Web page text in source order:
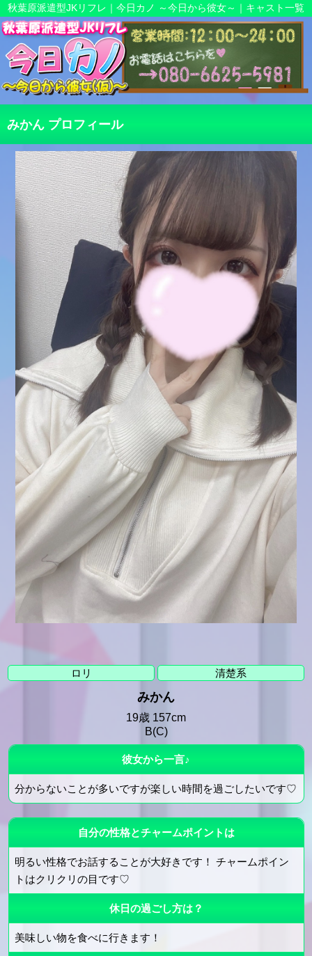
秋葉原派遣型JKリフレ｜今日カノ ～今日から彼女～｜キャスト一覧
みかん プロフィール
ロリ 清楚系
みかん
19歳 157cm
B(C)
彼女から一言♪
分からないことが多いですが楽しい時間を過ごしたいです♡
自分の性格とチャームポイントは
明るい性格でお話することが大好きです！ チャームポイン
トはクリクリの目です♡
休日の過ごし方は？
美味しい物を食べに行きます！